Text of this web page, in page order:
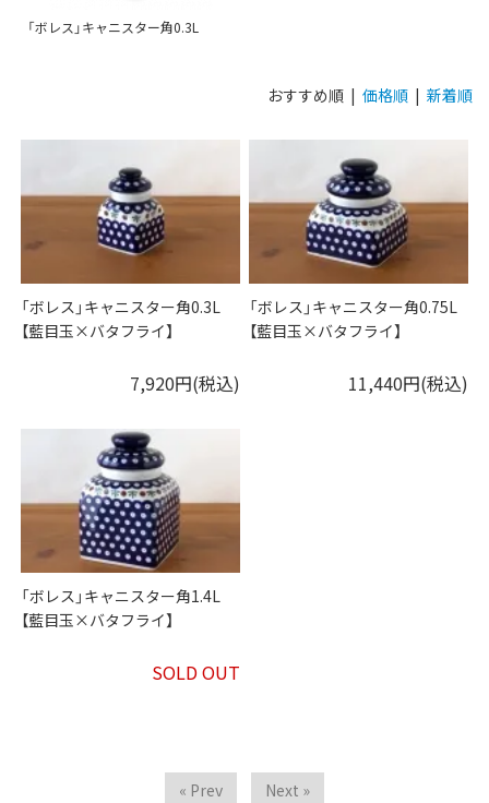
「ボレス」キャニスター角0.3L
おすすめ順 | 価格順 | 新着順
「ボレス」キャニスター角0.3L
【藍目玉×バタフライ】
7,920円(税込)
「ボレス」キャニスター角0.75L
【藍目玉×バタフライ】
11,440円(税込)
「ボレス」キャニスター角1.4L
【藍目玉×バタフライ】
SOLD OUT
« Prev
Next »